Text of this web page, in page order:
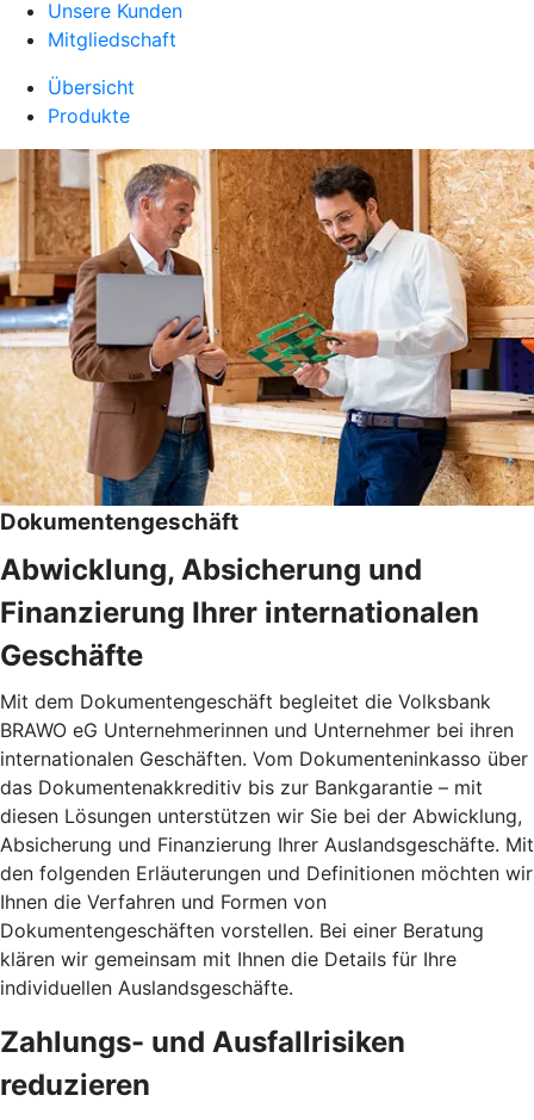
Unsere Kunden
Mitgliedschaft
Übersicht
Produkte
Dokumentengeschäft
Abwicklung, Absicherung und
Finanzierung Ihrer internationalen
Geschäfte
Mit dem Dokumentengeschäft begleitet die Volksbank
BRAWO eG Unternehmerinnen und Unternehmer bei ihren
internationalen Geschäften. Vom Dokumenteninkasso über
das Dokumentenakkreditiv bis zur Bankgarantie – mit
diesen Lösungen unterstützen wir Sie bei der Abwicklung,
Absicherung und Finanzierung Ihrer Auslandsgeschäfte. Mit
den folgenden Erläuterungen und Definitionen möchten wir
Ihnen die Verfahren und Formen von
Dokumentengeschäften vorstellen. Bei einer Beratung
klären wir gemeinsam mit Ihnen die Details für Ihre
individuellen Auslandsgeschäfte.
Zahlungs- und Ausfallrisiken
reduzieren